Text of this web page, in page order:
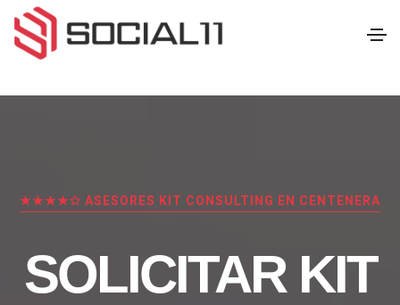
★★★★✩ ASESORES KIT CONSULTING EN CENTENERA
SOLICITAR KIT